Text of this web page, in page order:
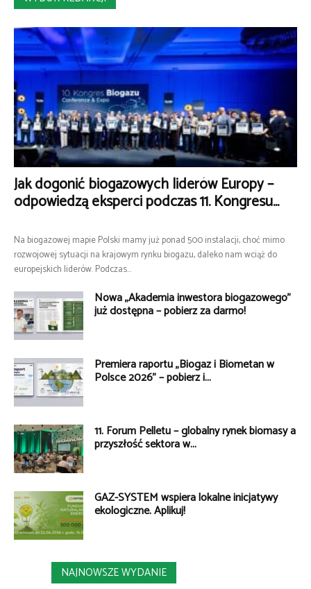
Jak dogonić biogazowych liderów Europy –
odpowiedzą eksperci podczas 11. Kongresu...
Na biogazowej mapie Polski mamy już ponad 500 instalacji, choć mimo
rozwojowej sytuacji na krajowym rynku biogazu, daleko nam wciąż do
europejskich liderów. Podczas...
Nowa „Akademia inwestora biogazowego”
już dostępna – pobierz za darmo!
Premiera raportu „Biogaz i Biometan w
Polsce 2026” – pobierz i...
11. Forum Pelletu – globalny rynek biomasy a
przyszłość sektora w...
GAZ-SYSTEM wspiera lokalne inicjatywy
ekologiczne. Aplikuj!
NAJNOWSZE WYDANIE